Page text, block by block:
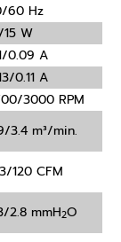
60 Hz
15 W
0.09 A
0.11 A
3000 RPM
3.4 m³/min.
120 CFM
2.8 mmH2O